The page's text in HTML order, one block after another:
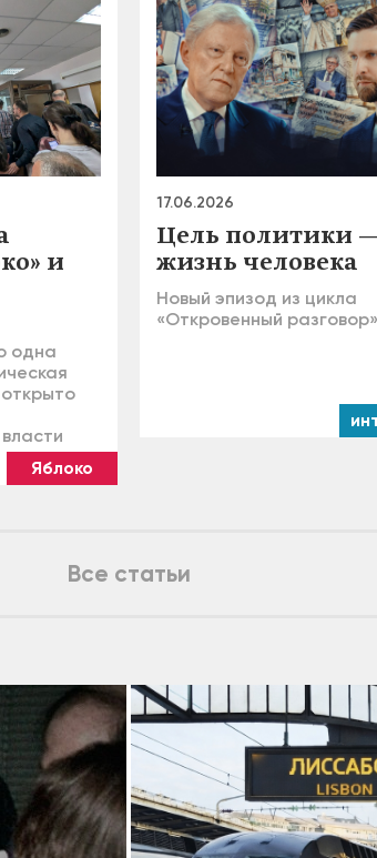
и
одна
Яблоко
17.06.2026
Цель политики
жизнь человека
Новый эпизод из цикла
«Откровенный разговор»
Все статьи